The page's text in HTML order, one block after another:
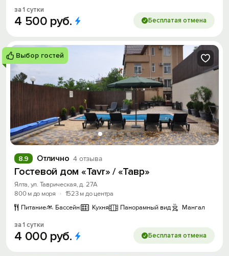
за 1 сутки
4 500 руб. Бесплатая отмена
Выбор гостей
Отлично 4 отзыва
8.9
Гостевой дом «Tavr» / «Тавр»
Ялта, ул. Таврическая, д. 27А
800 м до моря
· 1523 м до центра
Питание
Бассейн Кухня Панорамный вид Мангал
за 1 сутки
4 000 руб. Бесплатая отмена